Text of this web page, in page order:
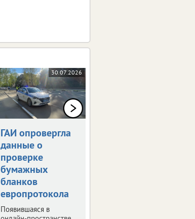
30.07.2026
ГАИ опровергла
данные о
проверке
бумажных
бланков
европротокола
Появившаяся в